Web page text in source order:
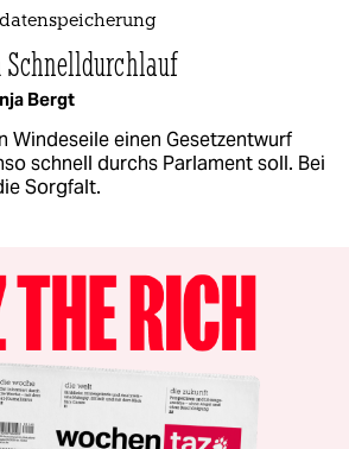
Bergt
Windeseile einen Gesetzentwurf
schnell durchs Parlament soll. Bei
Sorgfalt.